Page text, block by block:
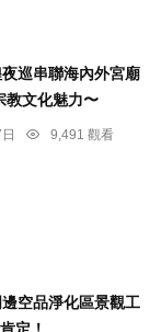
巡串聯海內外宮廟
教文化魅力〜
9,491 觀看
空品淨化區景觀工